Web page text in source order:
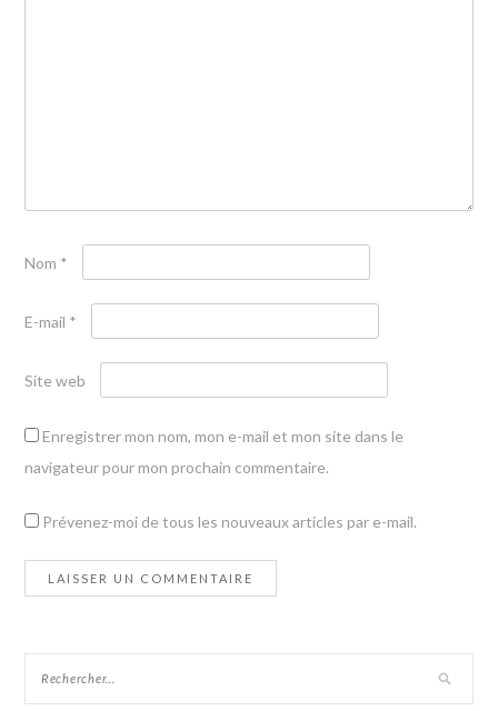
Nom *
E-mail *
Site web
Enregistrer mon nom, mon e-mail et mon site dans le
navigateur pour mon prochain commentaire.
Prévenez-moi de tous les nouveaux articles par e-mail.